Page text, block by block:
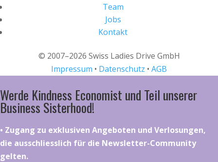
Team
Jobs
Kontakt
© 2007–2026 Swiss Ladies Drive GmbH
Impressum • Datenschutz • AGB
Werde Kindness Economist und Teil unserer
Business Sisterhood!
•⁠ ⁠⁠Zugang zu exklusiven Angeboten und Verlosungen,
die ausschliesslich für die Newsletter-Community
gelten.